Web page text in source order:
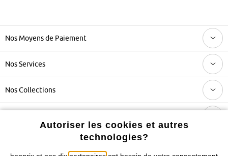
Nos Moyens de Paiement
Nos Services
Nos Collections
Retrouvez bonprix sur
Autoriser les cookies et autres
technologies?